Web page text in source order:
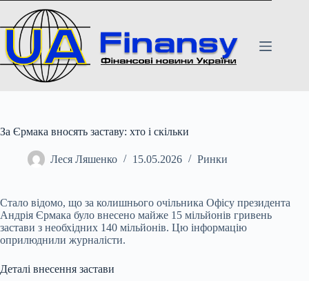
вмісту
За Єрмака вносять заставу: хто і скільки
Леся Ляшенко 15.05.2026 Ринки
Стало відомо, що за колишнього очільника Офісу президента
Андрія Єрмака було внесено майже 15 мільйонів гривень
застави з необхідних 140 мільйонів. Цю інформацію
оприлюднили журналісти.
Деталі внесення застави